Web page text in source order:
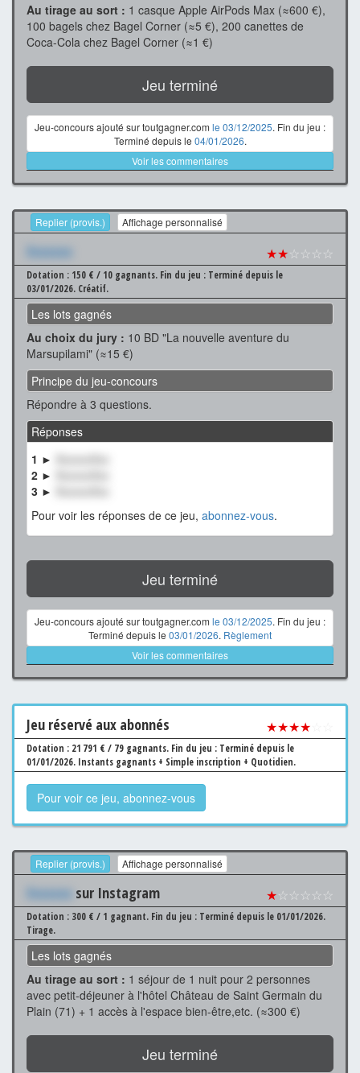
Au tirage au sort : 1 casque Apple AirPods Max (≈600 €),
100 bagels chez Bagel Corner (≈5 €), 200 canettes de
Coca-Cola chez Bagel Corner (≈1 €)
Jeu terminé
Jeu-concours ajouté sur toutgagner.com le 03/12/2025. Fin du jeu :
Terminé depuis le 04/01/2026.
Voir les commentaires
Replier (provis.) Affichage personnalisé
Xxxxxxx ★★☆☆☆☆
Dotation : 150 € / 10 gagnants. Fin du jeu : Terminé depuis le
03/01/2026. Créatif.
Les lots gagnés
Au choix du jury : 10 BD "La nouvelle aventure du
Marsupilami" (≈15 €)
Principe du jeu-concours
Répondre à 3 questions.
Réponses
1 ►
2 ►
3 ►
Pour voir les réponses de ce jeu, abonnez-vous.
Jeu terminé
Jeu-concours ajouté sur toutgagner.com le 03/12/2025. Fin du jeu :
Terminé depuis le 03/01/2026. Règlement
Voir les commentaires
Jeu réservé aux abonnés ★★★★
Dotation : 21 791 € / 79 gagnants. Fin du jeu : Terminé depuis le
01/01/2026. Instants gagnants + Simple inscription + Quotidien.
Pour voir ce jeu, abonnez-vous
Replier (provis.) Affichage personnalisé
Xxxxxxx sur Instagram ★☆☆☆☆☆
Dotation : 300 € / 1 gagnant. Fin du jeu : Terminé depuis le 01/01/2026.
Tirage.
Les lots gagnés
Au tirage au sort : 1 séjour de 1 nuit pour 2 personnes
avec petit-déjeuner à l'hôtel Château de Saint Germain du
Plain (71) + 1 accès à l'espace bien-être,etc. (≈300 €)
Jeu terminé